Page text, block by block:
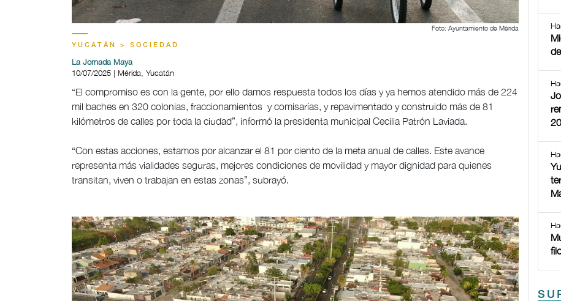
Foto: Ayuntamiento de Mérida
YUCATÁN > SOCIEDAD
La Jornada Maya
10/07/2025 | Mérida, Yucatán
“El compromiso es con la gente, por ello damos respuesta todos los días y ya hemos atendido más de 224
mil baches en 320 colonias, fraccionamientos y comisarías, y repavimentado y construido más de 81
kilómetros de calles por toda la ciudad”, informó la presidenta municipal Cecilia Patrón Laviada.
“Con estas acciones, estamos por alcanzar el 81 por ciento de la meta anual de calles. Este avance
representa más vialidades seguras, mejores condiciones de movilidad y mayor dignidad para quienes
transitan, viven o trabajan en estas zonas”, subrayó.